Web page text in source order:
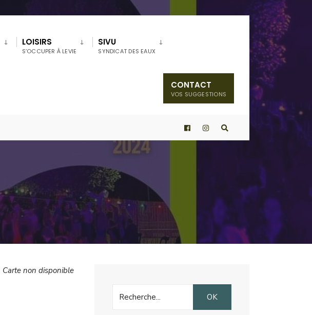
LOISIRS
S’OCCUPER À LEVIE
SIVU
SYNDICAT DES EAUX
CONTACT
VOS SUGGESTIONS
Carte non disponible
for:
OK